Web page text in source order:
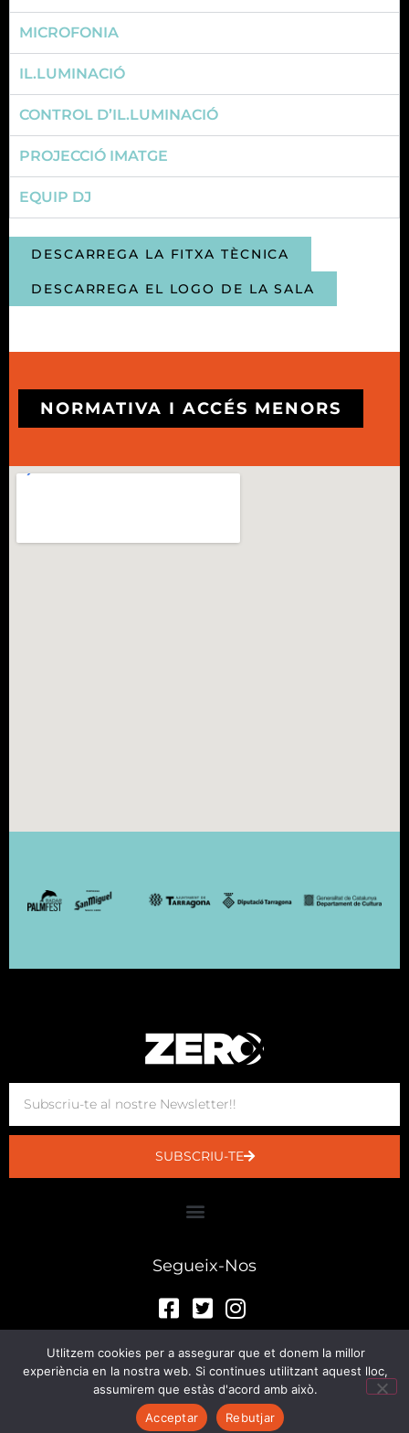
MICROFONIA
IL.LUMINACIÓ
CONTROL D’IL.LUMINACIÓ
PROJECCIÓ IMATGE
EQUIP DJ
DESCARREGA LA FITXA TÈCNICA
DESCARREGA EL LOGO DE LA SALA
NORMATIVA I ACCÉS MENORS
SUBSCRIU-TE
Segueix-Nos
© Sala Zero 2023
Utlitzem cookies per a assegurar que et donem la millor
experiència en la nostra web. Si continues utilitzant aquest lloc,
assumirem que estàs d'acord amb això.
Acceptar
Rebutjar